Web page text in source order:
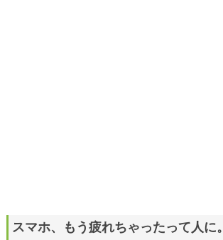
スマホ、もう疲れちゃったって人に。